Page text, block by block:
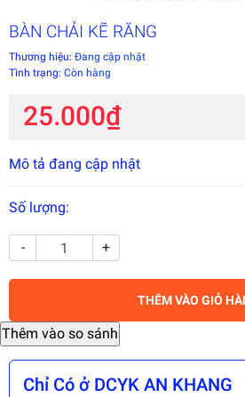
BÀN CHẢI KẼ RĂNG
Thương hiệu: Đang cập nhật
Tình trạng: Còn hàng
25.000₫
Mô tả đang cập nhật
Số lượng:
- +
THÊM VÀO GIỎ
Chỉ Có ở DCYK AN KHANG